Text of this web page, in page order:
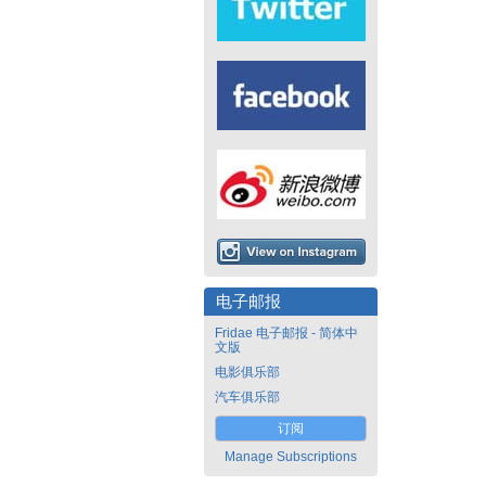
电子邮报
Fridae 电子邮报 - 简体中
文版
电影俱乐部
汽车俱乐部
订阅
Manage Subscriptions